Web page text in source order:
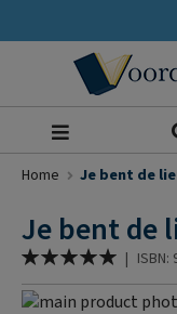
Home Je bent de
Je bent de
Waardering:
% of
| ISBN:
Ga